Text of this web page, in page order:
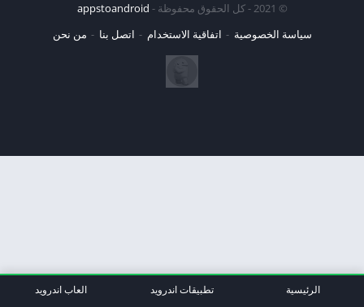
© 2021 - كل الحقوق محفوظة -
appstoandroid
سياسة الخصوصية
اتفاقية الاستخدام اتصل بنا من نحن
الرئيسية تطبيقات اندرويد العاب اندرويد